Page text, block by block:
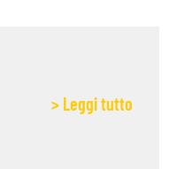
> Leggi tutto